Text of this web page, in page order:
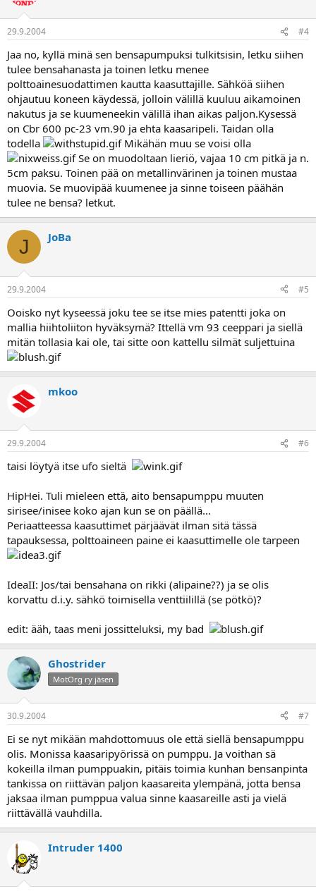
29.9.2004 #4
Jaa no, kyllä minä sen bensapumpuksi tulkitsisin, letku siihen
tulee bensahanasta ja toinen letku menee
polttoainesuodattimen kautta kaasuttajille. Sähköä siihen
ohjautuu koneen käydessä, jolloin välillä kuuluu aikamoinen
nakutus ja se kuumeneekin välillä ihan aikas paljon.Kysessä
on Cbr 600 pc-23 vm.90 ja ehta kaasaripeli. Taidan olla
todella
Mikähän muu se voisi olla
Se on muodoltaan lieriö, vajaa 10 cm pitkä ja n.
5cm paksu. Toinen pää on metallinvärinen ja toinen mustaa
muovia. Se muovipää kuumenee ja sinne toiseen päähän
tulee ne bensa? letkut.
J JoBa
29.9.2004 #5
Ooisko nyt kyseessä joku tee se itse mies patentti joka on
mallia hiihtoliiton hyväksymä? Ittellä vm 93 ceeppari ja siellä
mitän tollasia kai ole, tai sitte oon kattellu silmät suljettuina
mkoo
29.9.2004 #6
taisi löytyä itse ufo sieltä
HipHei. Tuli mieleen että, aito bensapumppu muuten
sirisee/inisee koko ajan kun se on päällä...
Periaatteessa kaasuttimet pärjäävät ilman sitä tässä
tapauksessa, polttoaineen paine ei kaasuttimelle ole tarpeen
IdeaII: Jos/tai bensahana on rikki (alipaine??) ja se olis
korvattu d.i.y. sähkö toimisella venttiilillä (se pötkö)?
edit: ääh, taas meni jossitteluksi, my bad
Ghostrider
MotOrg ry jäsen
30.9.2004 #7
Ei se nyt mikään mahdottomuus ole että siellä bensapumppu
olis. Monissa kaasaripyörissä on pumppu. Ja voithan sä
kokeilla ilman pumppuakin, pitäis toimia kunhan bensanpinta
tankissa on riittävän paljon kaasareita ylempänä, jotta bensa
jaksaa ilman pumppua valua sinne kaasareille asti ja vielä
riittävällä vauhdilla.
Intruder 1400